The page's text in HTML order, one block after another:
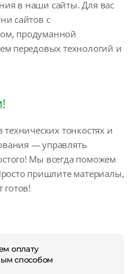
в наши сайты. Для вас
сайтов с
продуманной
передовых технологий и
тонкостях и
— управлять
Мы всегда поможем
пришлите материалы,
оплату
способом